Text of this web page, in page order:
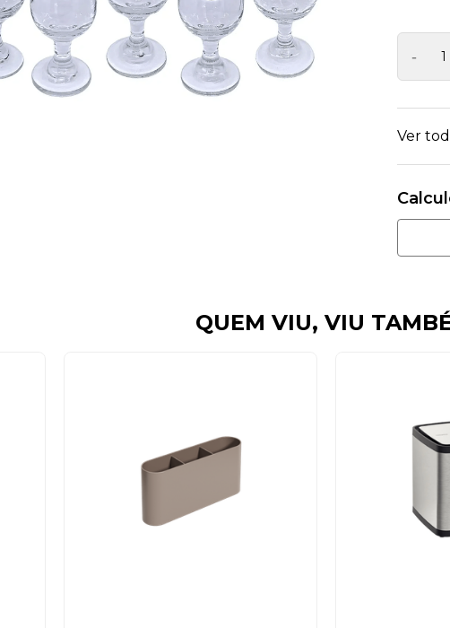
-
Ver
QUEM VIU, VIU